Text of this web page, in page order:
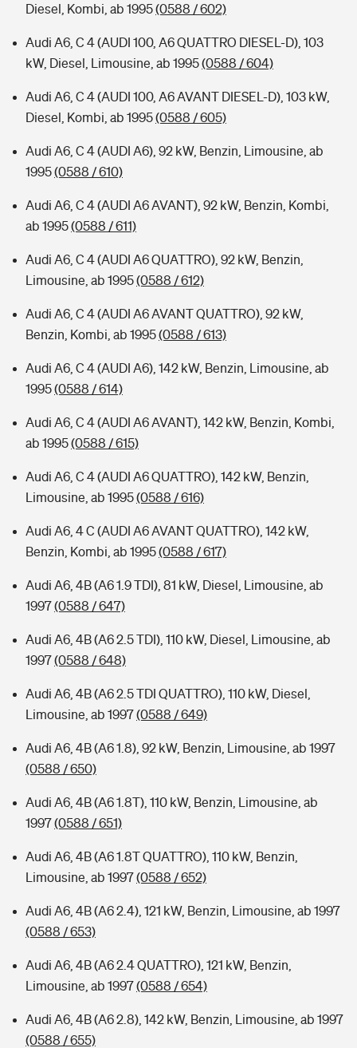
Diesel, Kombi, ab 1995(0588 / 602)
Audi A6, C 4 (AUDI 100, A6 QUATTRO DIESEL-D), 103
kW, Diesel, Limousine, ab 1995(0588 / 604)
Audi A6, C 4 (AUDI 100, A6 AVANT DIESEL-D), 103 kW,
Diesel, Kombi, ab 1995(0588 / 605)
Audi A6, C 4 (AUDI A6), 92 kW, Benzin, Limousine, ab
1995(0588 / 610)
Audi A6, C 4 (AUDI A6 AVANT), 92 kW, Benzin, Kombi,
ab 1995(0588 / 611)
Audi A6, C 4 (AUDI A6 QUATTRO), 92 kW, Benzin,
Limousine, ab 1995(0588 / 612)
Audi A6, C 4 (AUDI A6 AVANT QUATTRO), 92 kW,
Benzin, Kombi, ab 1995(0588 / 613)
Audi A6, C 4 (AUDI A6), 142 kW, Benzin, Limousine, ab
1995(0588 / 614)
Audi A6, C 4 (AUDI A6 AVANT), 142 kW, Benzin, Kombi,
ab 1995(0588 / 615)
Audi A6, C 4 (AUDI A6 QUATTRO), 142 kW, Benzin,
Limousine, ab 1995(0588 / 616)
Audi A6, 4 C (AUDI A6 AVANT QUATTRO), 142 kW,
Benzin, Kombi, ab 1995(0588 / 617)
Audi A6, 4B (A6 1.9 TDI), 81 kW, Diesel, Limousine, ab
1997(0588 / 647)
Audi A6, 4B (A6 2.5 TDI), 110 kW, Diesel, Limousine, ab
1997(0588 / 648)
Audi A6, 4B (A6 2.5 TDI QUATTRO), 110 kW, Diesel,
Limousine, ab 1997(0588 / 649)
Audi A6, 4B (A6 1.8), 92 kW, Benzin, Limousine, ab 1997
(0588 / 650)
Audi A6, 4B (A6 1.8T), 110 kW, Benzin, Limousine, ab
1997(0588 / 651)
Audi A6, 4B (A6 1.8T QUATTRO), 110 kW, Benzin,
Limousine, ab 1997(0588 / 652)
Audi A6, 4B (A6 2.4), 121 kW, Benzin, Limousine, ab 1997
(0588 / 653)
Audi A6, 4B (A6 2.4 QUATTRO), 121 kW, Benzin,
Limousine, ab 1997(0588 / 654)
Audi A6, 4B (A6 2.8), 142 kW, Benzin, Limousine, ab 1997
(0588 / 655)